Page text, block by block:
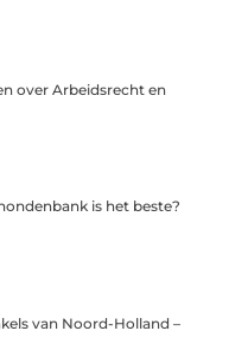
over Arbeidsrecht en
is het beste?
van Noord-Holland –